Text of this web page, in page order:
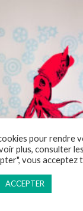
pour rendre
plus, consulter
vous acceptez
ACCEPTER